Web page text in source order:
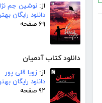
از: نوشین جم
دانلود رایگان
۶۹ صفحه
دانلود کتاب آدمیان
از: زویا قلی پور
دانلود رایگان
۹۲ صفحه